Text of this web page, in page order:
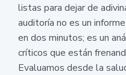
listas para dejar de
auditoría no es un
en dos minutos; es un
críticos que están
Evaluamos desde la